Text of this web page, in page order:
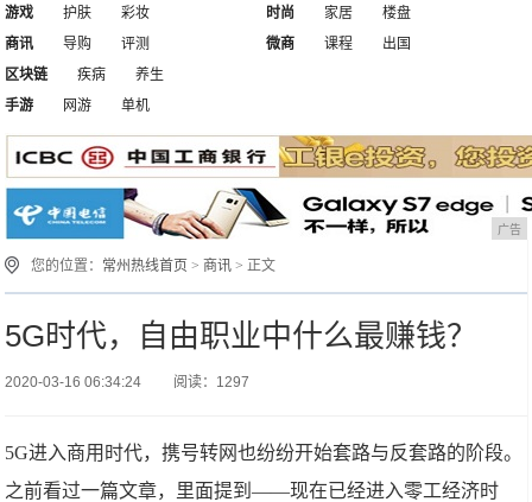
游戏
护肤
彩妆
商讯
导购 评测
时尚 家居
楼盘
微商
课程
出国
区块链
疾病
养生
手游
网游 单机
广告
您的位置： 常州热线首页 > 商讯 > 正文
5G时代，自由职业中什么最赚钱？
2020-03-16 06:34:24 阅读：1297
5G进入商用时代，携号转网也纷纷开始套路与反套路的阶段。
之前看过一篇文章，里面提到——现在已经进入零工经济时